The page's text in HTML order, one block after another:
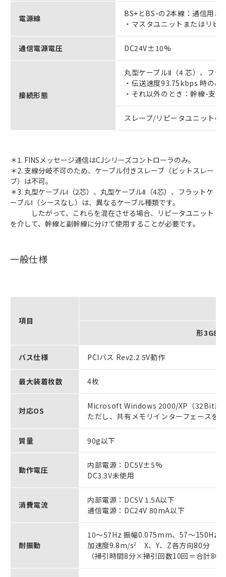
電源線
BS+とBS-の2本線：通信用お
・マスタユニットまたはリピ
通信電源電圧 DC24V±10%
接続形態
丸型ケーブルⅡ（4 芯）、フラ
・伝送速度93.75kbps 時のみ
・それ以外のとき：幹線-支線
スレーブ/リピータユニット
＊1. FINSメッセージ通信はCJシリーズコントローラのみ。
＊2. 支線分岐不可のため、ケーブル付きスレーブ（ビットスレー
ブ）は不可。
＊3. 丸型ケーブルⅠ（2芯）、丸型ケーブルⅡ（4芯）、フラットケ
ーブルⅠ（シースなし）は、異なるケーブル種類です。
したがって、これらを混在させる場合、リピータユニット
を介して、幹線と副幹線に分けて使用することが必要です。
一般仕様
項目
形
バス仕様 PCIバス Rev2.2 5V動作
最大装着枚数 4枚
対応OS
Microsoft Windows 2000/XP（32Bit
ただし、共有メモリインターフェースを
質量 90g以下
動作電圧
内部電源：DC5V±5%
DC3.3V未使用
消費電流
内部電源：DC5V 1.5A以下
通信電源：DC24V 80mA以下
耐振動
10～57Hz 振幅0.075mm、57～150Hz
加速度9.8m/s2
X、Y、Z各方向80分
（掃引時間8分×掃引回数10回＝合計80